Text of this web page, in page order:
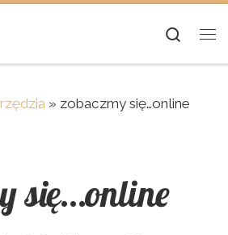
» zobaczmy się…online
się…online